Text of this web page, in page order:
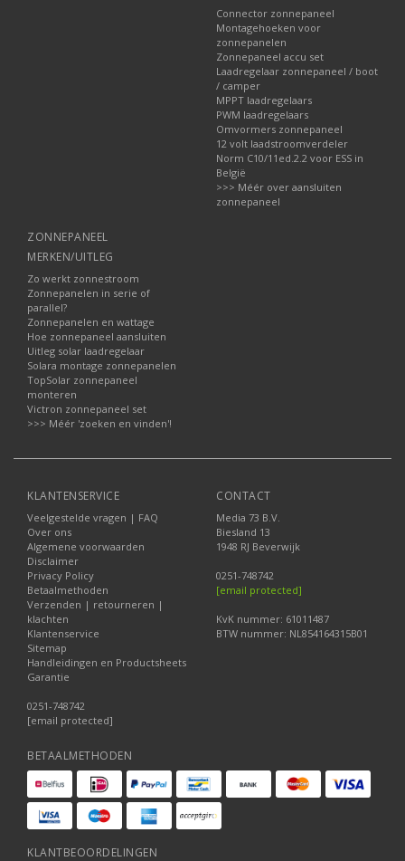
Connector zonnepaneel
Montagehoeken voor
zonnepanelen
Zonnepaneel accu set
Laadregelaar zonnepaneel / boot
/ camper
MPPT laadregelaars
PWM laadregelaars
Omvormers zonnepaneel
12 volt laadstroomverdeler
Norm C10/11ed.2.2 voor ESS in
België
>>> Méér over aansluiten
zonnepaneel
ZONNEPANEEL
MERKEN/UITLEG
Zo werkt zonnestroom
Zonnepanelen in serie of
parallel?
Zonnepanelen en wattage
Hoe zonnepaneel aansluiten
Uitleg solar laadregelaar
Solara montage zonnepanelen
TopSolar zonnepaneel
monteren
Victron zonnepaneel set
>>> Méér 'zoeken en vinden'!
KLANTENSERVICE
Veelgestelde vragen | FAQ
Over ons
Algemene voorwaarden
Disclaimer
Privacy Policy
Betaalmethoden
Verzenden | retourneren |
klachten
Klantenservice
Sitemap
Handleidingen en Productsheets
Garantie
0251-748742
[email protected]
CONTACT
Media 73 B.V.
Biesland 13
1948 RJ Beverwijk
0251-748742
[email protected]
KvK nummer: 61011487
BTW nummer: NL854164315B01
BETAALMETHODEN
KLANTBEOORDELINGEN